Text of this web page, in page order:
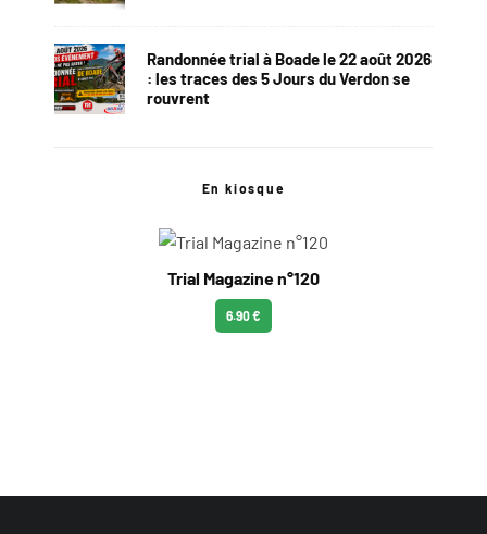
Randonnée trial à Boade le 22 août 2026
: les traces des 5 Jours du Verdon se
rouvrent
En kiosque
Trial Magazine n°120
6.90 €